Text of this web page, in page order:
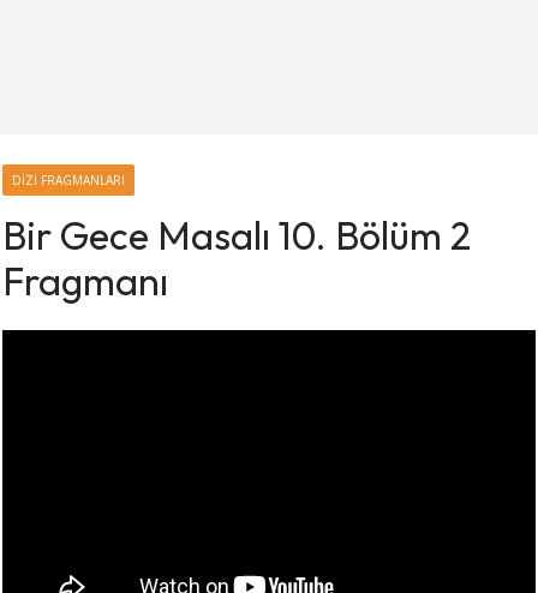
DIZI FRAGMANLARI
Bir Gece Masalı 10. Bölüm 2
Fragmanı